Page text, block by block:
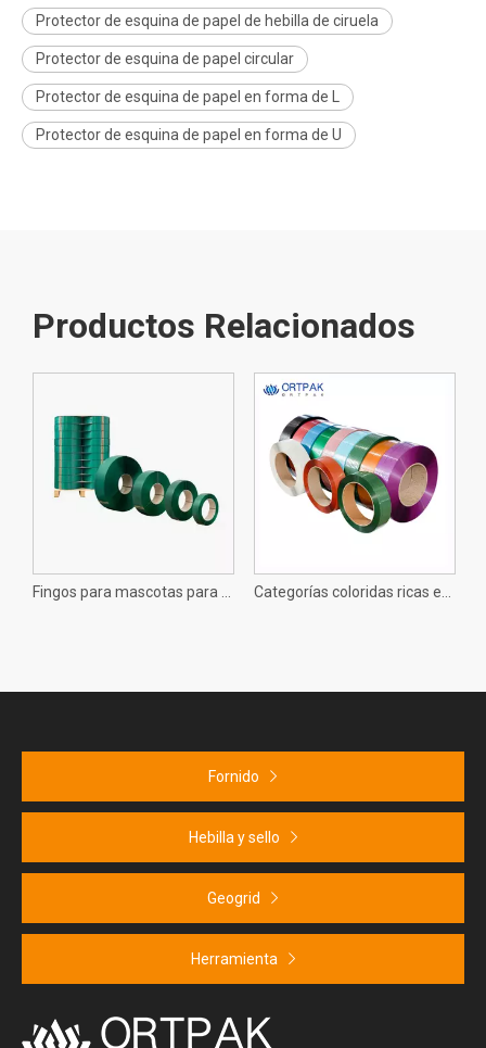
Protector de esquina de papel de hebilla de ciruela
Protector de esquina de papel circular
Protector de esquina de papel en forma de L
Protector de esquina de papel en forma de U
Productos Relacionados
Fornido
Hebilla y sello
Geogrid
Herramienta